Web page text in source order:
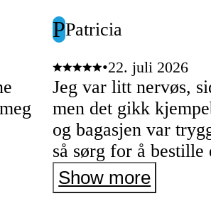
PPatricia
•22. juli 2026
Jeg var litt nervøs,
men det gikk
og bagasjen var
så sørg for å bestille
ikke vinke inn en
Show more